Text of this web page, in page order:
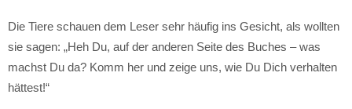
Die Tiere schauen dem Leser sehr häufig ins Gesicht, als wollten
sie sagen: „Heh Du, auf der anderen Seite des Buches – was
machst Du da? Komm her und zeige uns, wie Du Dich verhalten
hättest!“